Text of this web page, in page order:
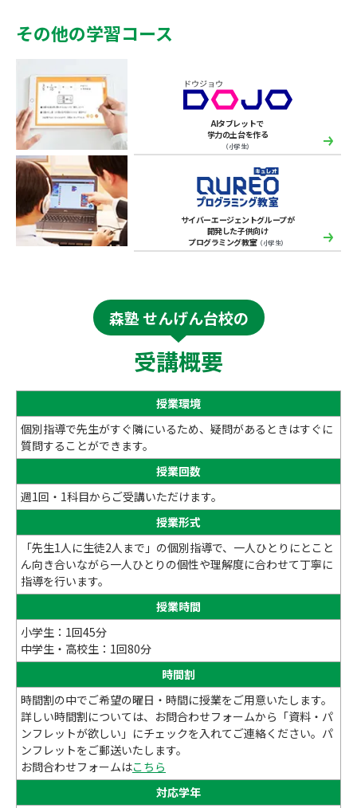
その他の学習コース
AIタブレットで
学力の土台を作る
（小学生）
サイバーエージェントグループが
開発した子供向け
プログラミング教室（小学生）
森塾 せんげん台校の
受講概要
授業環境
個別指導で先生がすぐ隣にいるため、疑問があるときはすぐに
質問することができます。
授業回数
週1回・1科目からご受講いただけます。
授業形式
「先生1人に生徒2人まで」の個別指導で、一人ひとりにとこと
ん向き合いながら一人ひとりの個性や理解度に合わせて丁寧に
指導を行います。
授業時間
小学生：1回45分
中学生・高校生：1回80分
時間割
時間割の中でご希望の曜日・時間に授業をご用意いたします。
詳しい時間割については、お問合わせフォームから「資料・パ
ンフレットが欲しい」にチェックを入れてご連絡ください。パ
ンフレットをご郵送いたします。
お問合わせフォームはこちら
対応学年